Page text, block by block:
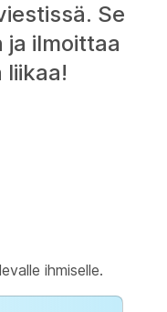
Se
ja ilmoittaa
ihmiselle.